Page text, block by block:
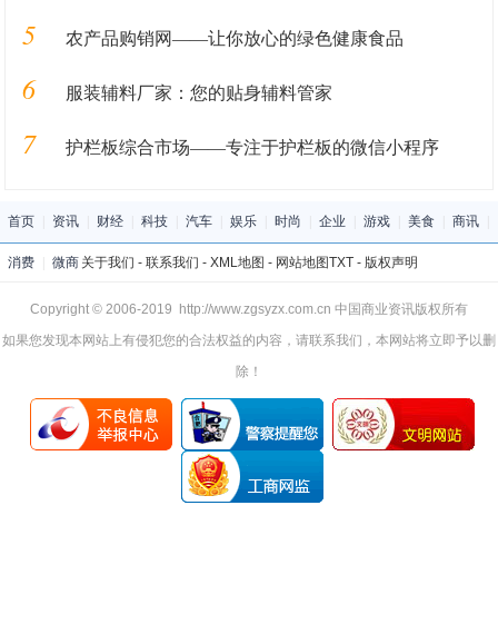
5 农产品购销网——让你放心的绿色健康食品
6 服装辅料厂家：您的贴身辅料管家
7 护栏板综合市场——专注于护栏板的微信小程序
首页 资讯 财经 科技 汽车 娱乐 时尚 企业 游戏 美食 商讯
消费 微商 关于我们 - 联系我们 - XML地图 - 网站地图TXT- 版权声明
Copyright © 2006-2019 http://www.zgsyzx.com.cn 中国商业资讯版权所有
如果您发现本网站上有侵犯您的合法权益的内容，请联系我们，本网站将立即予以删
除！